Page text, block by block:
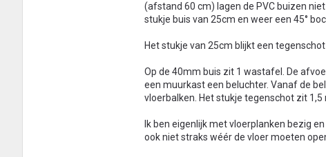
(afstand 60 cm) lagen de PVC buizen
stukje buis van 25cm en weer een 45°
Het stukje van 25cm blijkt een
Op de 40mm buis zit 1 wastafel. De
een muurkast een beluchter. Vanaf de
vloerbalken. Het stukje tegenschot zit 1,5
Ik ben eigenlijk met vloerplanken bezig
ook niet straks wéér de vloer moeten